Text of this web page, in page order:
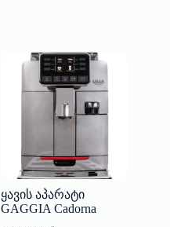
ყავის აპარატი
GAGGIA Cadorna